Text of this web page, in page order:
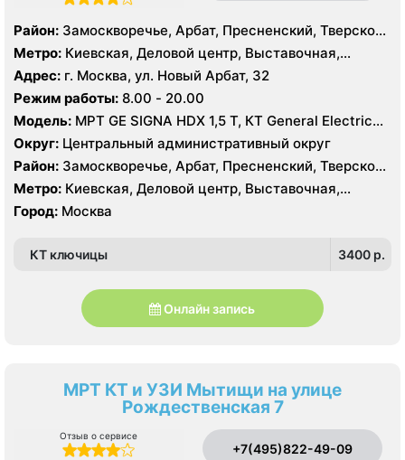
Район: Замоскворечье, Арбат, Пресненский, Тверской,
Хамовники
Метро: Киевская, Деловой центр, Выставочная,
Боровицкая, Библиотека им. Ленина, Баррикадная,
Арбатская, Краснопресненская, Кропоткинская, Парк
Культуры, Смоленская, Улица 1905 года,
Александровский сад
Адрес: г. Москва, ул. Новый Арбат, 32
Режим работы: 8.00 - 20.00
Модель: МРТ GE SIGNA HDX 1,5 T, КТ General Electric
VCT 64 среза, УЗИ GE Logiq E9, GE Vivid E9, GE Voluson
Округ: Центральный административный округ
Район: Замоскворечье, Арбат, Пресненский, Тверской,
Хамовники
Метро: Киевская, Деловой центр, Выставочная,
Боровицкая, Библиотека им. Ленина, Баррикадная,
Арбатская, Краснопресненская, Кропоткинская, Парк
Александровский сад
Город: Москва
КТ ключицы 3400 p.
Онлайн запись
МРТ КТ и УЗИ Мытищи на улице
Рождественская 7
Отзыв о сервисе
+7(495)822-49-09